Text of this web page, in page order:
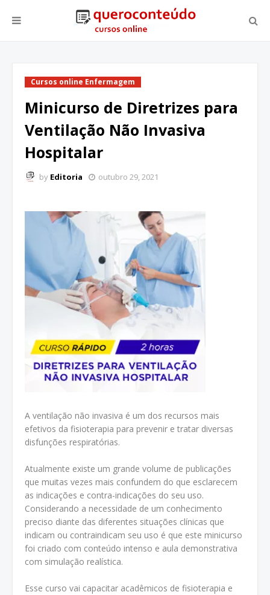
Cursos online Enfermagem
Minicurso de Diretrizes para
Ventilação Não Invasiva
Hospitalar
by Editoria outubro 29, 2021
A ventilação não invasiva é um dos recursos mais
efetivos da fisioterapia para prevenir e tratar diversas
disfunções respiratórias.
Atualmente existe um grande volume de publicações
que muitas vezes mais confundem do que esclarecem
as indicações e contra-indicações do seu uso.
Considerando a necessidade de um conhecimento
preciso diante das diferentes situações clínicas que
indicam ou contraindicam seu uso é que este minicurso
foi criado com conteúdo intenso e aula demonstrativa
com simulação realística.
Esse curso vai capacitar acadêmicos de fisioterapia e